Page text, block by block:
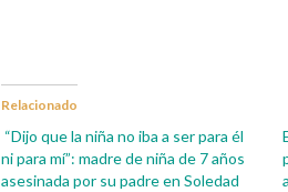
Relacionado
“Dijo que la niña no iba a ser para él
ni para mí”: madre de niña de 7 años
asesinada por su padre en Soledad